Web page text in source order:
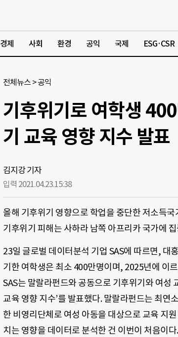
경제 사회 환경 공익 국제 ESG·CSR
전체뉴스 >공익
기후위기로 여학생
기 교육 영향 지수 발표
김지강 기자
입력 2021.04.23.15:38
올해 기후위기 영향으로 학업을 중단한 저소득
기후위기 피해는 사하라 남쪽 아프리카 국가에
23일 글로벌 데이터분석 기업 SAS에 따르면, 대
기한 여학생은 최소 400만명이며, 2025년에 이
SAS는 말랄라펀드와 공동으로 기후위기와 여성
교육 영향 지수’를 발표했다. 말랄라펀드는 최
한 비영리단체로 여성 아동을 대상으로 교육 지
치는 영향을 데이터로 분석한 건 이번이 처음이다.